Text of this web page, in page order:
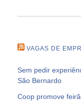
VAGAS DE
Sem pedir
São Bernardo
Coop promove